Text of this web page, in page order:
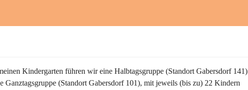
Kindergarten führen wir eine Halbtagsgruppe (Standort Gabersdorf 141)
Ganztagsgruppe (Standort Gabersdorf 101), mit jeweils (bis zu) 22 Kindern